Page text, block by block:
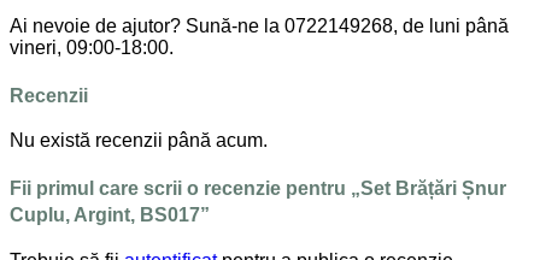
Ai nevoie de ajutor? Sună-ne la 0722149268, de luni până
vineri, 09:00-18:00.
Recenzii
Nu există recenzii până acum.
Fii primul care scrii o recenzie pentru „Set Brățări Șnur
Cuplu, Argint, BS017”